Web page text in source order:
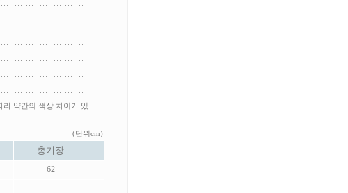
라 약간의 색상 차이가 있
(단위cm)
총기장
62